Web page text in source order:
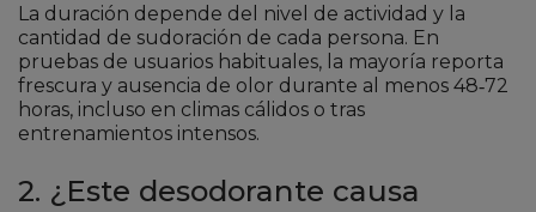
La duración depende del nivel de actividad y la
cantidad de sudoración de cada persona. En
pruebas de usuarios habituales, la mayoría reporta
frescura y ausencia de olor durante al menos 48‑72
horas, incluso en climas cálidos o tras
entrenamientos intensos.
2. ¿Este desodorante causa